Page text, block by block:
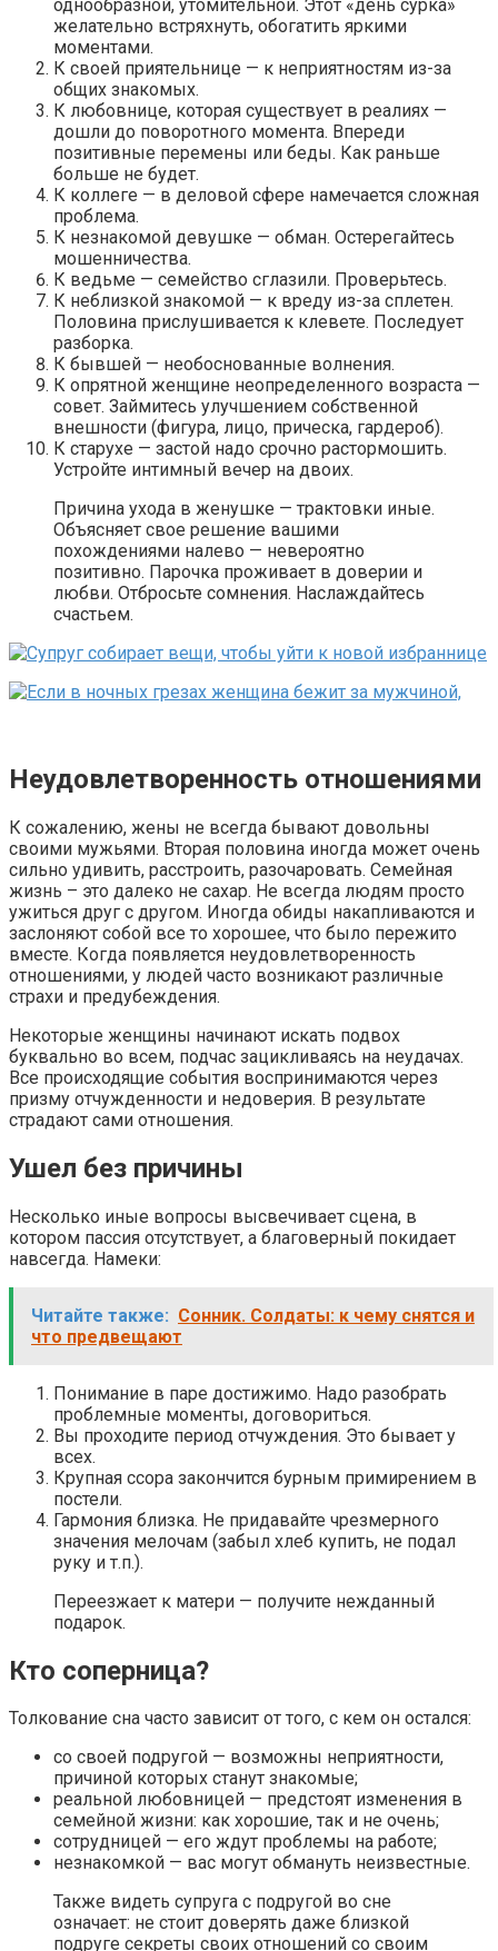
однообразной, утомительной. Этот «день сурка»
желательно встряхнуть, обогатить яркими
моментами.
К своей приятельнице — к неприятностям из-за
общих знакомых.
К любовнице, которая существует в реалиях —
дошли до поворотного момента. Впереди
позитивные перемены или беды. Как раньше
больше не будет.
К коллеге — в деловой сфере намечается сложная
проблема.
К незнакомой девушке — обман. Остерегайтесь
мошенничества.
К ведьме — семейство сглазили. Проверьтесь.
К неблизкой знакомой — к вреду из-за сплетен.
Половина прислушивается к клевете. Последует
разборка.
К бывшей — необоснованные волнения.
К опрятной женщине неопределенного возраста —
совет. Займитесь улучшением собственной
внешности (фигура, лицо, прическа, гардероб).
К старухе — застой надо срочно растормошить.
Устройте интимный вечер на двоих.
Причина ухода в женушке — трактовки иные.
Объясняет свое решение вашими
похождениями налево — невероятно
позитивно. Парочка проживает в доверии и
любви. Отбросьте сомнения. Наслаждайтесь
счастьем.
Неудовлетворенность отношениями
К сожалению, жены не всегда бывают довольны
своими мужьями. Вторая половина иногда может очень
сильно удивить, расстроить, разочаровать. Семейная
жизнь – это далеко не сахар. Не всегда людям просто
ужиться друг с другом. Иногда обиды накапливаются и
заслоняют собой все то хорошее, что было пережито
вместе. Когда появляется неудовлетворенность
отношениями, у людей часто возникают различные
страхи и предубеждения.
Некоторые женщины начинают искать подвох
буквально во всем, подчас зацикливаясь на неудачах.
Все происходящие события воспринимаются через
призму отчужденности и недоверия. В результате
страдают сами отношения.
Ушел без причины
Несколько иные вопросы высвечивает сцена, в
котором пассия отсутствует, а благоверный покидает
навсегда. Намеки:
Читайте также: Сонник. Солдаты: к чему снятся и
что предвещают
Понимание в паре достижимо. Надо разобрать
проблемные моменты, договориться.
Вы проходите период отчуждения. Это бывает у
всех.
Крупная ссора закончится бурным примирением в
постели.
Гармония близка. Не придавайте чрезмерного
значения мелочам (забыл хлеб купить, не подал
руку и т.п.).
Переезжает к матери — получите нежданный
подарок.
Кто соперница?
Толкование сна часто зависит от того, с кем он остался:
со своей подругой — возможны неприятности,
причиной которых станут знакомые;
реальной любовницей — предстоят изменения в
семейной жизни: как хорошие, так и не очень;
сотрудницей — его ждут проблемы на работе;
незнакомкой — вас могут обмануть неизвестные.
Также видеть супруга с подругой во сне
означает: не стоит доверять даже близкой
подруге секреты своих отношений со своим